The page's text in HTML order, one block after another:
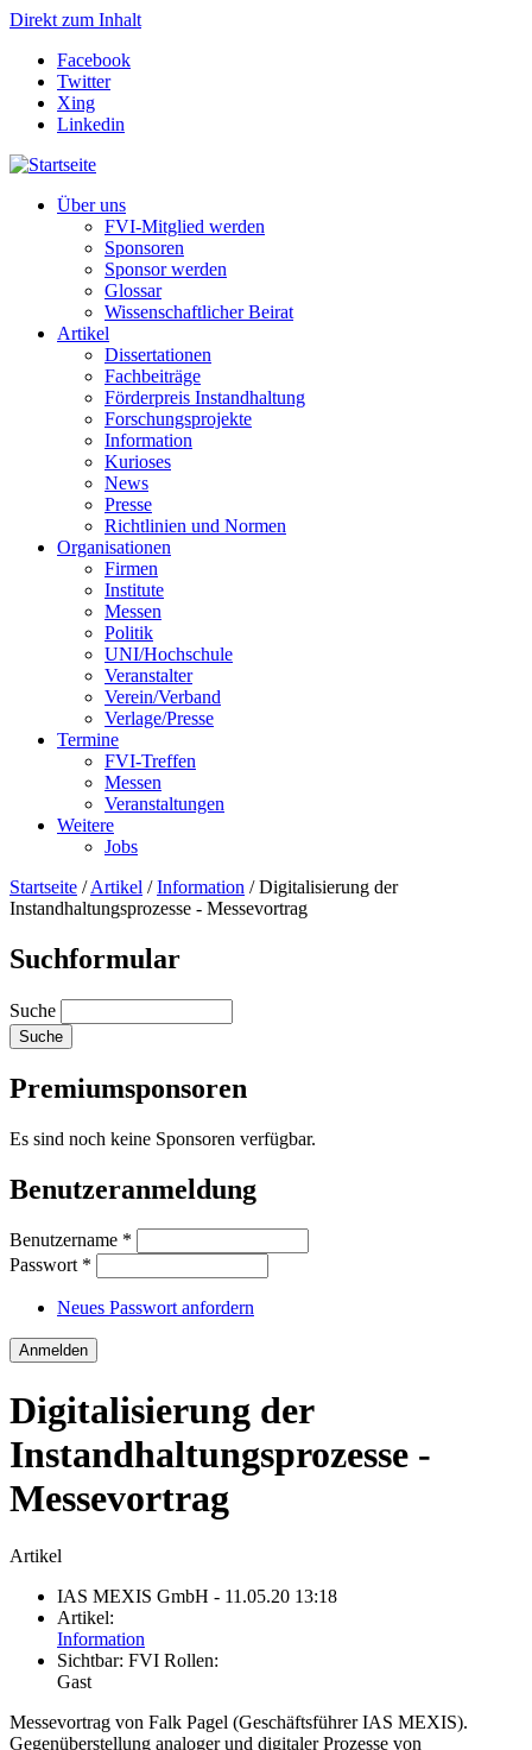
Direkt zum Inhalt
Facebook
Twitter
Xing
Linkedin
Über uns
FVI-Mitglied werden
Sponsoren
Sponsor werden
Glossar
Wissenschaftlicher Beirat
Artikel
Dissertationen
Fachbeiträge
Förderpreis Instandhaltung
Forschungsprojekte
Information
Kurioses
News
Presse
Richtlinien und Normen
Organisationen
Firmen
Institute
Messen
Politik
UNI/Hochschule
Veranstalter
Verein/Verband
Verlage/Presse
Termine
FVI-Treffen
Messen
Veranstaltungen
Weitere
Jobs
Startseite /Artikel /Information /Digitalisierung der
Instandhaltungsprozesse - Messevortrag
Suchformular
Suche
Premiumsponsoren
Es sind noch keine Sponsoren verfügbar.
Benutzeranmeldung
Benutzername *
Passwort *
Neues Passwort anfordern
Digitalisierung der
Instandhaltungsprozesse -
Messevortrag
Artikel
IAS MEXIS GmbH - 11.05.20 13:18
Artikel:
Information
Sichtbar: FVI Rollen:
Gast
Messevortrag von Falk Pagel (Geschäftsführer IAS MEXIS).
Gegenüberstellung analoger und digitaler Prozesse von